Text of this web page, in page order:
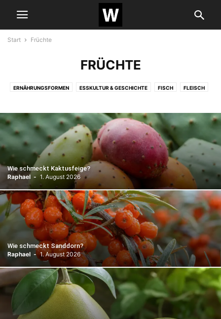
Start Früchte
FRÜCHTE
ERNÄHRUNGSFORMEN ESSKULTUR & GESCHICHTE FISCH FLEISCH
GETREIDE & HÜLSENFRÜCHTE GEWÜRZE KÜCHENWISSEN KURIOSES
MILCHPRODUKTE NÜSSE PILZE POPKULTUR REZEPTE
SEAFOOD SÜSSUNGSMITTEL
Wie schmeckt Kaktusfeige?
Raphael - 1. August 2026
Wie schmeckt Sanddorn?
Raphael - 1. August 2026